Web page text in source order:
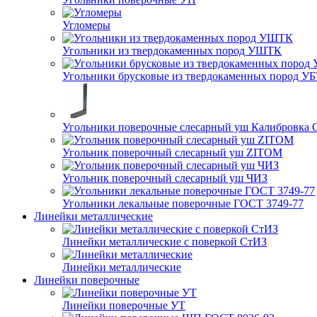
Угломеры
Угольники из твердокаменных пород УШТК
Угольники брусковые из твердокаменных пород
Угольники поверочные слесарный уш Калибровка
Угольник поверочный слесарный уш ZITOM
Угольник поверочный слесарный уш ЧИЗ
Угольники лекальные поверочные ГОСТ 3749-77
Линейки металлические
Линейки металлические с поверкой СтИЗ
Линейки металлические
Линейки поверочные
Линейки поверочные УТ